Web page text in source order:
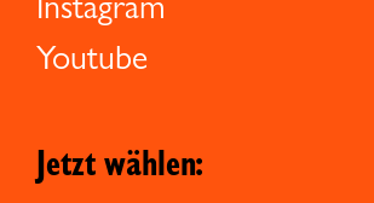
Youtube
Jetzt wählen: